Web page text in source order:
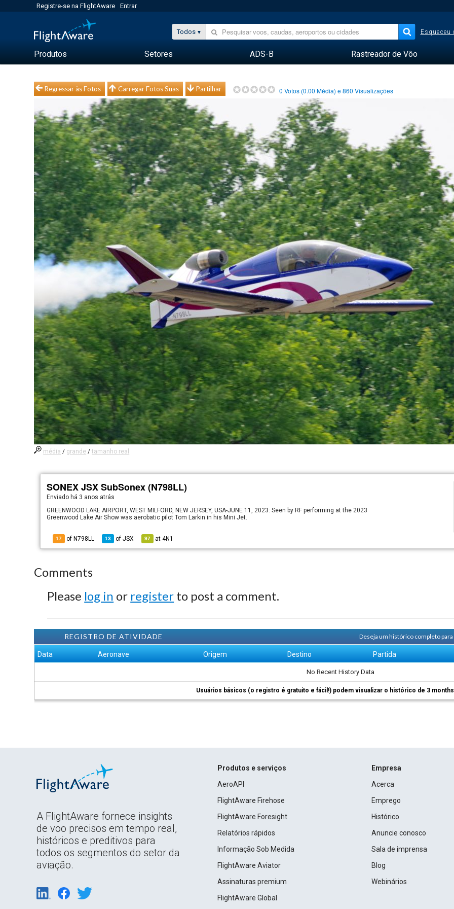
Registre-se na FlightAware Entrar
Todos Esqueceu
Produtos Setores ADS-B Rastreador de Vôo
Regressar às Fotos Carregar Fotos Suas Partilhar 0 Votos (0.00 Média) e860 Visualizações
média / grande /tamanho real
SONEX JSX SubSonex (N798LL)
Enviado há 3 anos atrás
GREENWOOD LAKE AIRPORT, WEST MILFORD, NEW JERSEY, USA-JUNE 11, 2023: Seen by RF performing at the 2023
Greenwood Lake Air Show was aerobatic pilot Tom Larkin in his Mini Jet.
17 of N798LL 13 ofJSX 97 at4N1
Comments
Please log in or register to post a comment.
REGISTRO DE ATIVIDADE Deseja um histórico completo
Data Aeronave Origem Destino Partida
No Recent History Data
Usuários básicos (o registro é gratuito e fácil!) podem visualizar o histórico de 3
A FlightAware fornece insights
de voo precisos em tempo real,
históricos e preditivos para
todos os segmentos do setor da
aviação.
Produtos e serviços
AeroAPI
FlightAware Firehose
FlightAware Foresight
Relatórios rápidos
Informação Sob Medida
FlightAware Aviator
Assinaturas premium
FlightAware Global
Empresa
Acerca
Emprego
Histórico
Anuncie conosco
Sala de imprensa
Blog
Webinários